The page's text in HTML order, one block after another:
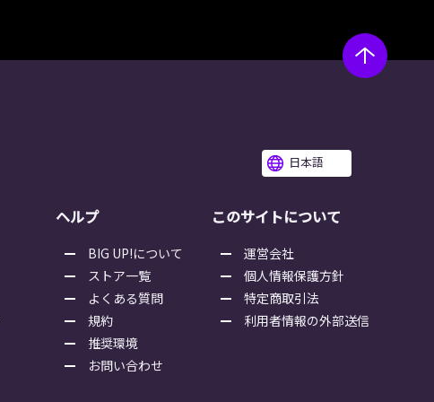
日本語
ヘルプ
BIG UP!について
ストア一覧
よくある質問
規約
推奨環境
お問い合わせ
このサイトについて
運営会社
個人情報保護方針
特定商取引法
利用者情報の外部送信